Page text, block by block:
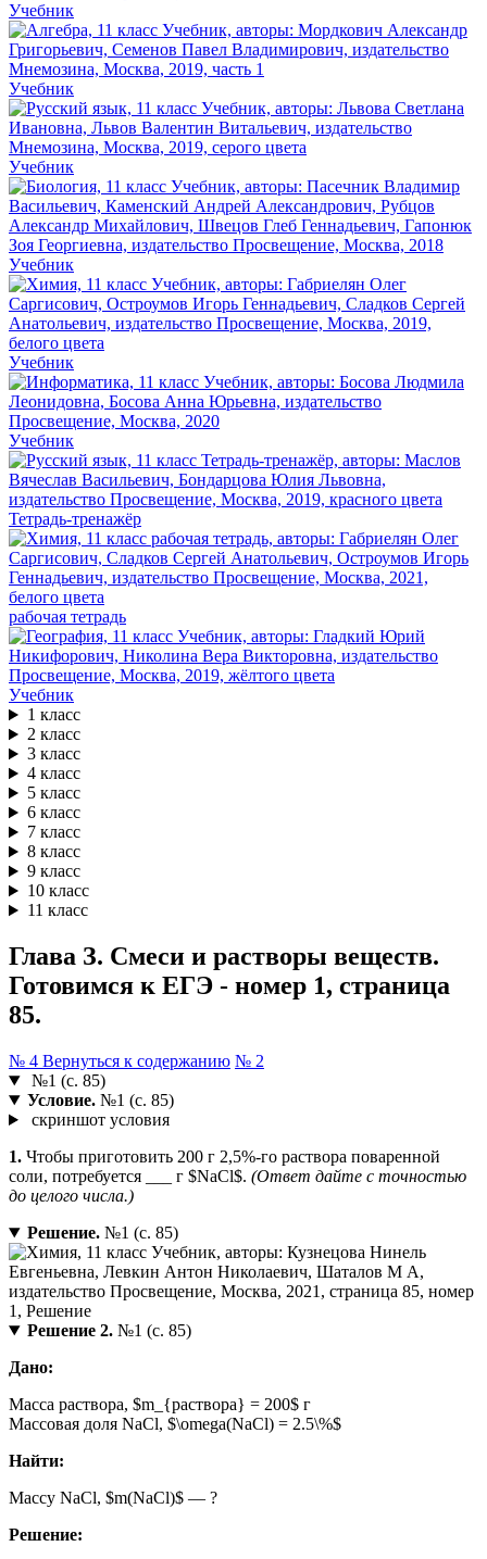
Учебник
Учебник
Учебник
Учебник
Учебник
Учебник
Тетрадь-тренажёр
рабочая тетрадь
Учебник
1 класс
2 класс
3 класс
4 класс
5 класс
6 класс
7 класс
8 класс
9 класс
10 класс
11 класс
Глава З. Смеси и растворы веществ.
Готовимся к ЕГЭ - номер 1, страница
85.
№ 4 Вернуться к содержанию № 2
№1 (с. 85)
Условие.№1 (с. 85)
скриншот условия
1. Чтобы приготовить 200 г 2,5%-го раствора поваренной
соли, потребуется ___ г $NaCl$. (Ответ дайте с точностью
до целого числа.)
Решение.№1 (с. 85)
Решение 2.№1 (с. 85)
Дано:
Масса раствора, $m_{раствора} = 200$ г
Массовая доля NaCl, $\omega(NaCl) = 2.5\%$
Найти:
Массу NaCl, $m(NaCl)$ — ?
Решение: